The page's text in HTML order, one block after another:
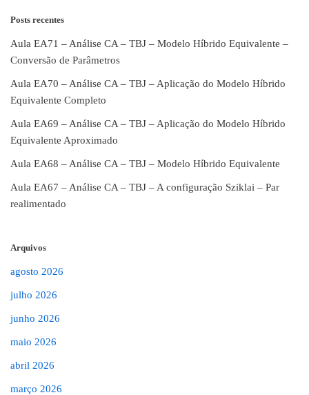
Posts recentes
Aula EA71 – Análise CA – TBJ – Modelo Híbrido Equivalente –
Conversão de Parâmetros
Aula EA70 – Análise CA – TBJ – Aplicação do Modelo Híbrido
Equivalente Completo
Aula EA69 – Análise CA – TBJ – Aplicação do Modelo Híbrido
Equivalente Aproximado
Aula EA68 – Análise CA – TBJ – Modelo Híbrido Equivalente
Aula EA67 – Análise CA – TBJ – A configuração Sziklai – Par
realimentado
Arquivos
agosto 2026
julho 2026
junho 2026
maio 2026
abril 2026
março 2026